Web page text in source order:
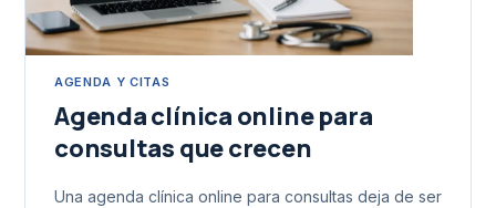
AGENDA Y CITAS
Agenda clínica online para
consultas que crecen
Una agenda clínica online para consultas deja de ser